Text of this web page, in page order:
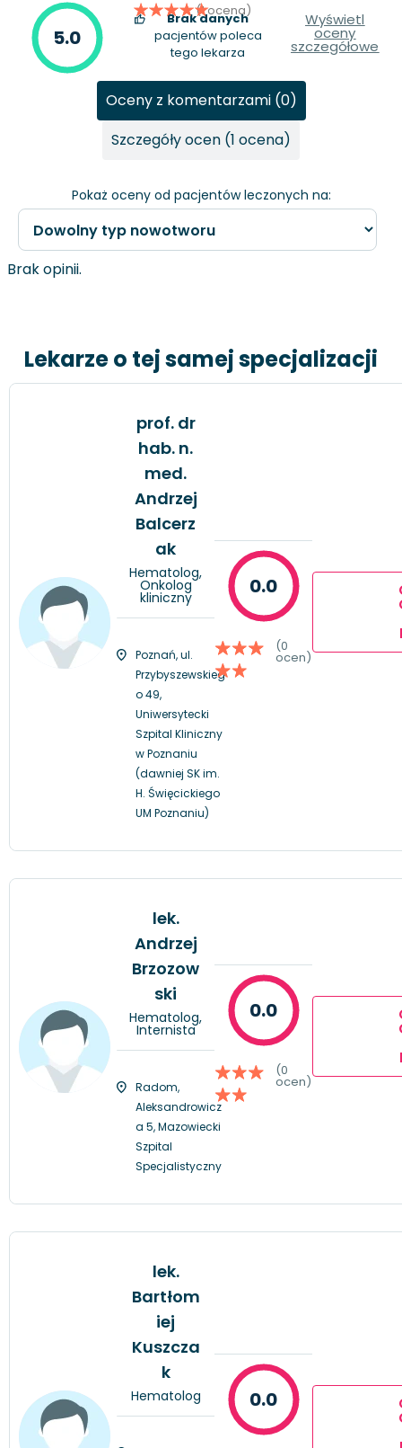
5.0
(1 ocena)
Brak danych
pacjentów poleca
tego lekarza
Wyświetl
oceny
szczegółowe
Pokaż oceny od pacjentów leczonych na:
Oceny z komentarzami (0)
Szczegóły ocen (1 ocena)
Brak opinii.
Lekarze o tej samej specjalizacji
prof. dr
hab. n.
med.
Andrzej
Balcerz
ak
Hematolog,
Onkolog
kliniczny
Poznań, ul.
Przybyszewskieg
o 49,
Uniwersytecki
Szpital Kliniczny
w Poznaniu
(dawniej SK im.
H. Święcickiego
UM Poznaniu)
0.0
(0
ocen)
lek.
Andrzej
Brzozow
ski
Hematolog,
Internista
Radom,
Aleksandrowicz
a 5, Mazowiecki
Szpital
Specjalistyczny
0.0
(0
ocen)
lek.
Bartłom
iej
Kuszcza
k
Hematolog 0.0